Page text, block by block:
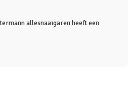
allesnaaigaren heeft een